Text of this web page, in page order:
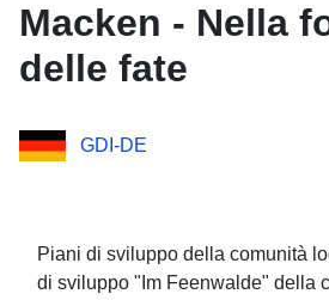
Macken - Nella
delle fate
GDI-DE
Piani di sviluppo della comunità
di sviluppo "Im Feenwalde" della